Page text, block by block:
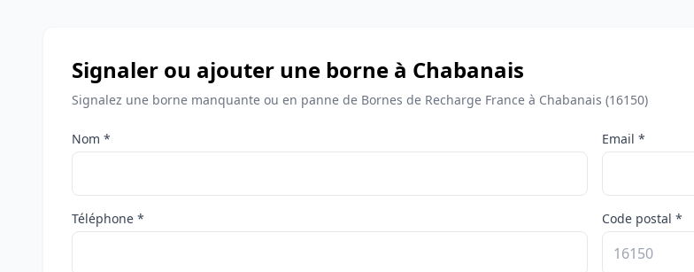
Signaler ou ajouter une borne à Chabanais
Signalez une borne manquante ou en panne de Bornes de Recharge France à Chabanais (16150)
Nom * Email *
Téléphone * Code postal *